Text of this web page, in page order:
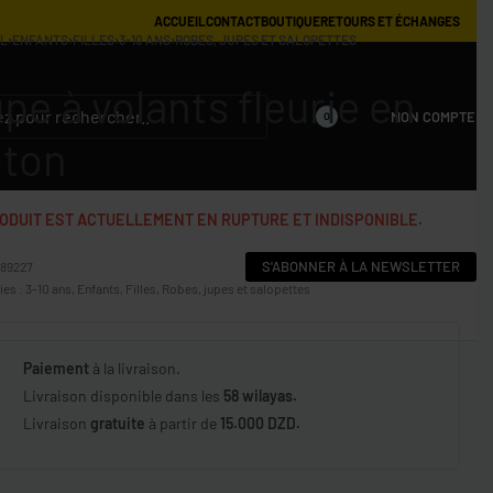
ACCUEILCONTACTBOUTIQUERETOURS ET ÉCHANGES
0 MON COMPTE
S'ABONNER À LA NEWSLETTER
›ENFANTS›FILLES›3-10 ANS›ROBES, JUPES ET SALOPETTES
à volants fleurie en
EST ACTUELLEMENT EN RUPTURE ET INDISPONIBLE.
: 3-10 ans Enfants Filles Robes, jupes et salopettes
Paiement à la livraison.
Livraison disponible dans les 58 wilayas.
Livraison gratuite à partir de 15.000 DZD.